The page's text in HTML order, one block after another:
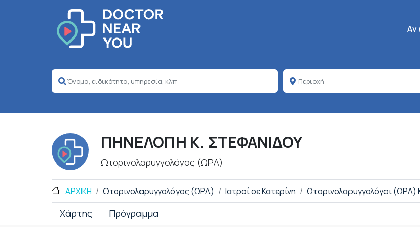
Aν
ΠΗΝΕΛΟΠΗ Κ. ΣΤΕΦΑΝΙΔΟΥ
Ωτορινολαρυγγολόγος (ΩΡΛ)
ΑΡΧΙΚΗ Ωτορινολαρυγγολόγος (ΩΡΛ) Ιατροί σε Κατερίνη Ωτορινολαρυγγολόγοι (ΩΡΛ)
Χάρτης Πρόγραμμα